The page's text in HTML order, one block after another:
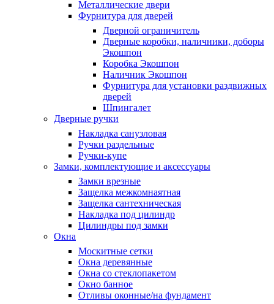
Металлические двери
Фурнитура для дверей
Дверной ограничитель
Дверные коробки, наличники, доборы
Экошпон
Коробка Экошпон
Наличник Экошпон
Фурнитура для установки раздвижных
дверей
Шпингалет
Дверные ручки
Накладка санузловая
Ручки раздельные
Ручки-купе
Замки, комплектующие и аксессуары
Замки врезные
Защелка межкомнаятная
Защелка сантехническая
Накладка под цилиндр
Цилиндры под замки
Окна
Москитные сетки
Окна деревянные
Окна со стеклопакетом
Окно банное
Отливы оконные/на фундамент